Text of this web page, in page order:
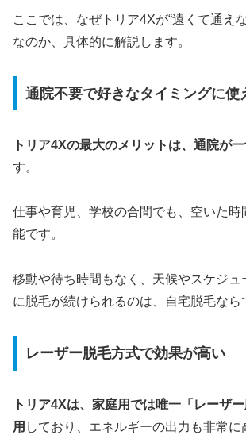
ここでは、なぜトリア4Xが“遠くて通え
なのか、具体的に解説します。
通院不要で好きなタイミングに使
トリア4Xの最大のメリットは、通院が
す。
仕事や育児、学校の合間でも、空いた時
能です。
移動や待ち時間もなく、天候やスケジュ
に脱毛が続けられるのは、自宅脱毛なら
レーザー脱毛方式で効果が高い
トリア4Xは、家庭用では唯一「レーザ
用 しており、エネルギーの出力も非常に